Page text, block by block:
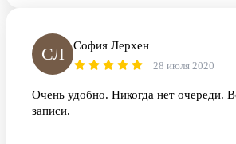
СЛ София Лерхен
28 июля 2020
Очень удобно. Никогда нет очереди.
записи.